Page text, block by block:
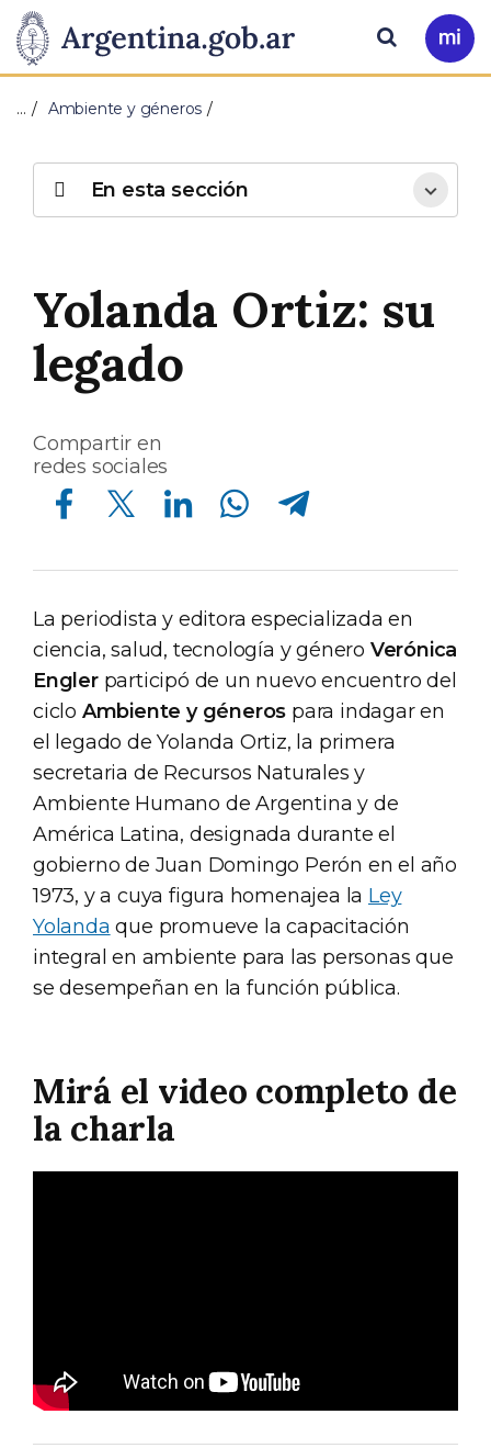
Presidencia
de
Nación
Pasar al contenido principal
Ir
a
Buscar
… Ambiente y géneros
Yolanda Ortiz: su
legado
Compartir en
redes sociales
Compartir en Facebook Compartir en Twitter Compartir en Linkedin Compartir en Whatsapp Compartir en Telegram
La periodista y editora especializada en
ciencia, salud, tecnología y género Verónica
Englerparticipó de un nuevo encuentro del
ciclo Ambiente y géneros para indagar en
el legado de Yolanda Ortiz, la primera
secretaria de Recursos Naturales y
Ambiente Humano de Argentina y de
América Latina, designada durante el
gobierno de Juan Domingo Perón en el año
1973, y a cuya figura homenajea la Ley
Yolanda que promueve la capacitación
integral en ambiente para las personas que
se desempeñan en la función pública.
Mirá el video completo de
la charla
En esta sección